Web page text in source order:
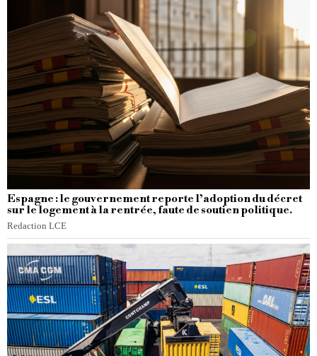
Espagne : le gouvernement reporte l’adoption du décret
sur le logement à la rentrée, faute de soutien politique.
Redaction LCE